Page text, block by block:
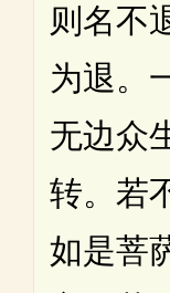
则名不
为退。
无边众
转。若
如是菩